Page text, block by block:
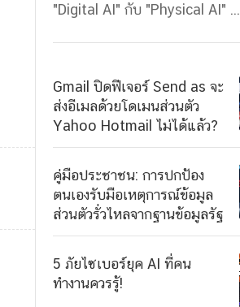
"Digital AI" กับ "Physical AI" ...
Gmail ปิดฟีเจอร์ Send as จะ
ส่งอีเมลด้วยโดเมนส่วนตัว
Yahoo Hotmail ไม่ได้แล้ว?
คู่มือประชาชน: การปกป้อง
ตนเองรับมือเหตุการณ์ข้อมูล
ส่วนตัวรั่วไหลจากฐานข้อมูลรัฐ
5 ภัยไซเบอร์ยุค AI ที่คน
ทำงานควรรู้!